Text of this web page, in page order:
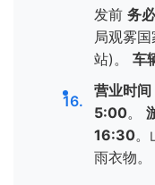
发前 务
局观雾
站)。 车
营业时间
5:00。
16:30。
雨衣物。